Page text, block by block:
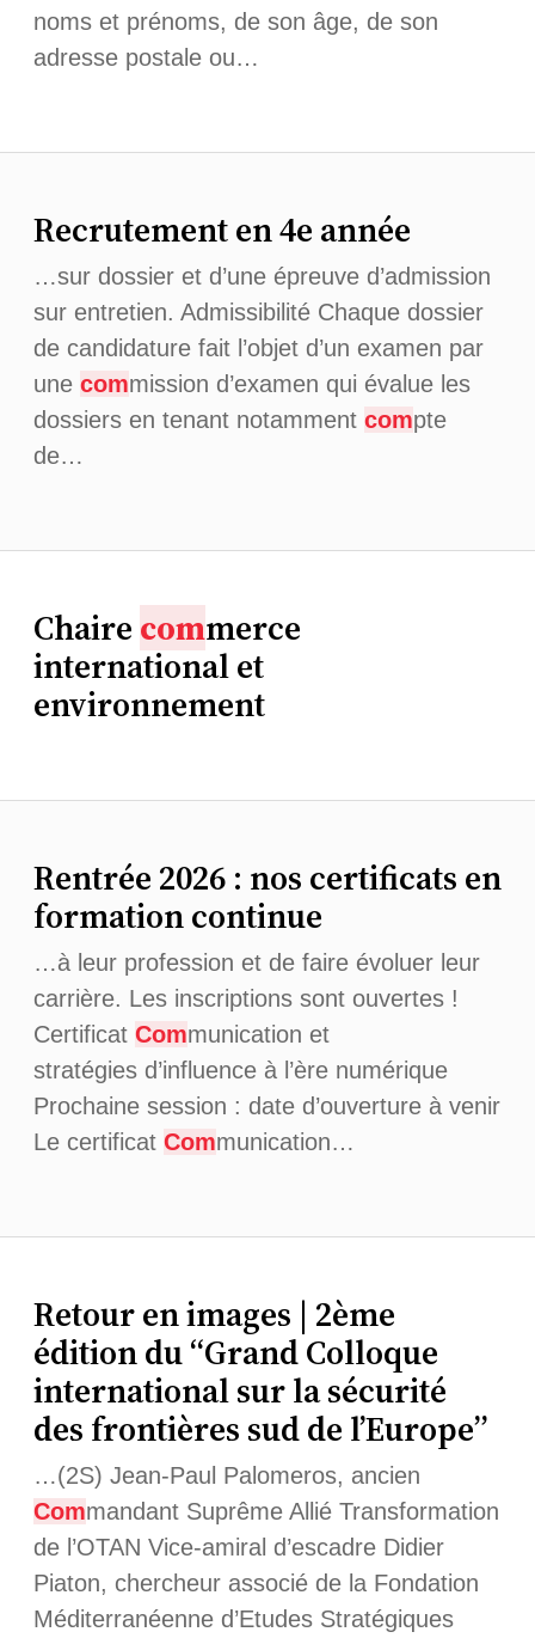
noms et prénoms, de son âge, de son
adresse postale ou…
Recrutement en 4e année
…sur dossier et d’une épreuve d’admission
sur entretien. Admissibilité Chaque dossier
de candidature fait l’objet d’un examen par
une commission d’examen qui évalue les
dossiers en tenant notamment compte
de…
Chaire commerce
international et
environnement
Rentrée 2026 : nos certificats en
formation continue
…à leur profession et de faire évoluer leur
carrière. Les inscriptions sont ouvertes !
Certificat Communication et
stratégies d’influence à l’ère numérique
Prochaine session : date d’ouverture à venir
Le certificat Communication…
Retour en images | 2ème
édition du “Grand Colloque
international sur la sécurité
des frontières sud de l’Europe”
…(2S) Jean-Paul Palomeros, ancien
Commandant Suprême Allié Transformation
de l’OTAN Vice-amiral d’escadre Didier
Piaton, chercheur associé de la Fondation
Méditerranéenne d’Etudes Stratégiques